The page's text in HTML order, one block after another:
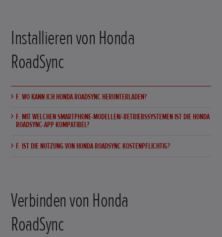
Installieren von Honda
RoadSync
F. WO KANN ICH HONDA ROADSYNC HERUNTERLADEN?
F. MIT WELCHEN SMARTPHONE-MODELLEN/-BETRIEBSSYSTEMEN IST DIE HONDA
ROADSYNC-APP KOMPATIBEL?
F. IST DIE NUTZUNG VON HONDA ROADSYNC KOSTENPFLICHTIG?
Verbinden von Honda
RoadSync